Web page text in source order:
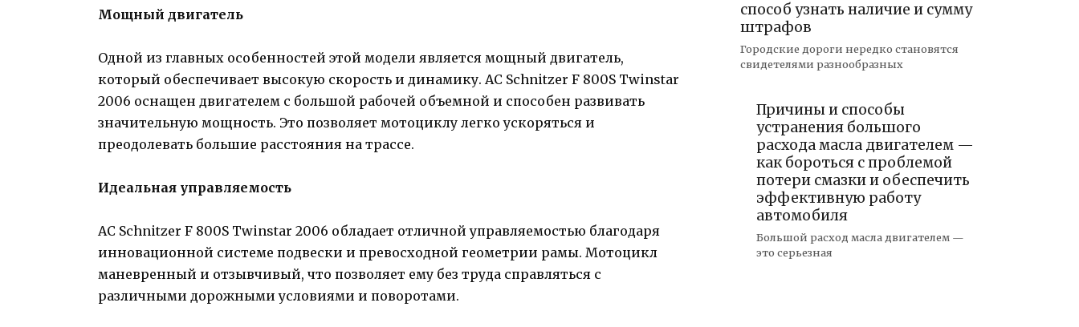
Мощный двигатель
Одной из главных особенностей этой модели является мощный двигатель,
который обеспечивает высокую скорость и динамику. AC Schnitzer F 800S Twinstar
2006 оснащен двигателем с большой рабочей объемной и способен развивать
значительную мощность. Это позволяет мотоциклу легко ускоряться и
преодолевать большие расстояния на трассе.
Идеальная управляемость
AC Schnitzer F 800S Twinstar 2006 обладает отличной управляемостью благодаря
инновационной системе подвески и превосходной геометрии рамы. Мотоцикл
маневренный и отзывчивый, что позволяет ему без труда справляться с
различными дорожными условиями и поворотами.
способ узнать наличие и сумму
штрафов
Городские дороги нередко становятся
свидетелями разнообразных
Причины и способы
устранения большого
расхода масла двигателем —
как бороться с проблемой
потери смазки и обеспечить
эффективную работу
автомобиля
Большой расход масла двигателем —
это серьезная